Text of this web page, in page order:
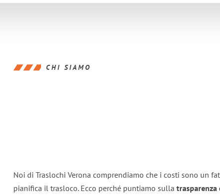
CHI SIAMO
Noi di Traslochi Verona comprendiamo che i costi sono un
pianifica il trasloco. Ecco perché puntiamo sulla trasparenza